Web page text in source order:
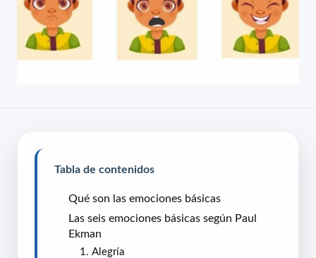
Tabla de contenidos
Qué son las emociones básicas
Las seis emociones básicas según Paul
Ekman
1. Alegría